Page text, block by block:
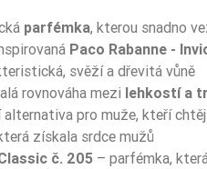
parfémka, kterou snadno
Paco Rabanne -
svěží a dřevitá vůně
rovnováha mezi lehkostí a
alternativa pro muže, kteří
získala srdce mužů
č. 205 – parfémka,